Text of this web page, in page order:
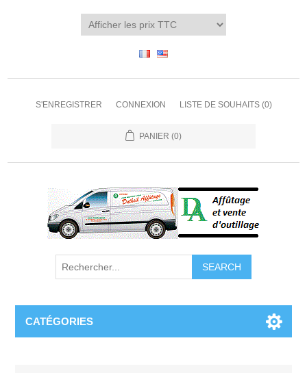
S'ENREGISTRER CONNEXION LISTE DE SOUHAITS (0)
PANIER (0)
CATÉGORIES